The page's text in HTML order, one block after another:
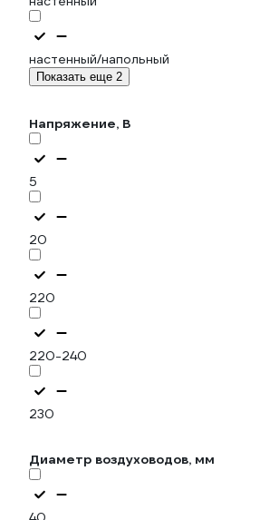
настенный/напольный
Показать еще 2
Напряжение, В
5
20
220
220-240
230
Диаметр воздуховодов, мм